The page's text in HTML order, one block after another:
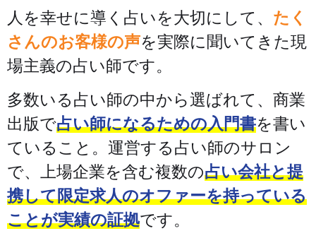
人を幸せに導く占いを大切にして、 たく
さんのお客様の声を実際に聞いてきた現
場主義の占い師です。
多数いる占い師の中から選ばれて、商業
出版で占い師になるための入門書を書い
ていること。運営する占い師のサロン
で、上場企業を含む複数の占い会社と提
携して限定求人のオファーを持っている
ことが実績の証拠です。